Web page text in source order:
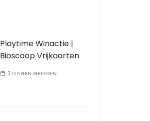
Playtime Winactie |
Bioscoop Vrijkaarten
3 DAGEN GELEDEN